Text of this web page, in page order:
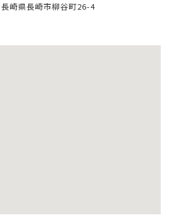
長崎県長崎市柳谷町26-4